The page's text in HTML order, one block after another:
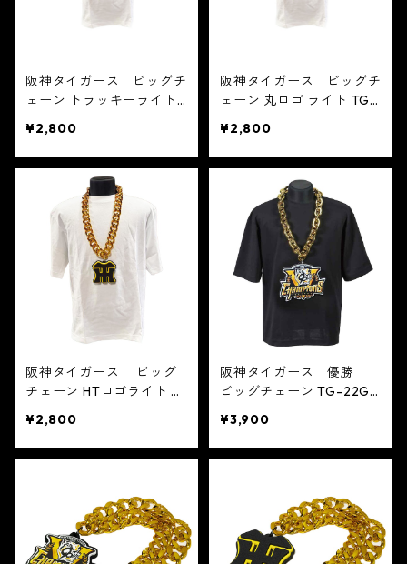
阪神タイガース ビッグチ
ェーン トラッキーライト
¥2,800
阪神タイガース ビッグチ
ェーン 丸ロゴ ライト TG-
¥2,800
阪神タイガース ビッグ
チェーン HTロゴライト T
¥2,800
阪神タイガース 優勝
ビッグチェーン TG-22GL
¥3,900